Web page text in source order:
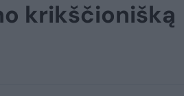
krikščionišką